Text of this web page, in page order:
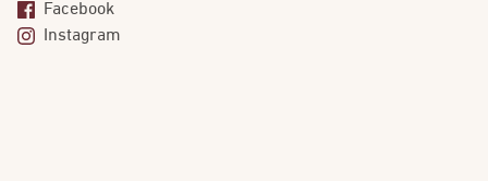
Facebook
Instagram